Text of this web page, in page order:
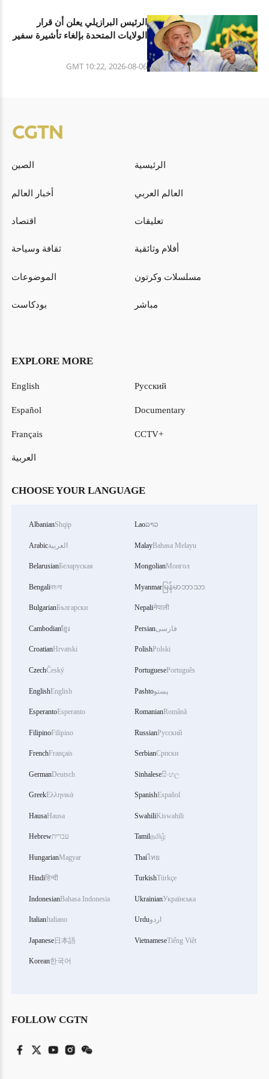
الرئيس البرازيلي يعلن أن قرار
الولايات المتحدة بإلغاء تأشيرة سفير
GMT 10:22, 2026-08-06
الصين الرئيسية
أخبار العالم العالم العربي
اقتصاد تعليقات
ثقافة وسياحة أفلام وثائقية
الموضوعات مسلسلات وكرتون
بودكاست مباشر
EXPLORE MORE
English
Español
Français
العربية
Русский
Documentary
CCTV+
CHOOSE YOUR LANGUAGE
AlbanianShqip
Arabicالعربية
BelarusianБеларуская
Bengaliবাংলা
BulgarianБългарски
Cambodianខ្មែរ
CroatianHrvatski
CzechČeský
EnglishEnglish
EsperantoEsperanto
FilipinoFilipino
FrenchFrançais
GermanDeutsch
GreekΕλληνικά
HausaHausa
Hebrewעברית
HungarianMagyar
Hindiहिन्दी
IndonesianBahasa Indonesia
ItalianItaliano
Japanese日本語
Korean한국어
Laoລາວ
MalayBahasa Melayu
MongolianМонгол
Myanmar မြန်မာဘာသာ
Nepaliनेपाली
Persianفارسی
PolishPolski
PortuguesePortuguês
Pashtoپښتو
RomanianRomână
RussianРусский
SerbianСрпски
Sinhaleseසිංහල
SpanishEspañol
SwahiliKiswahili
Tamilதமிழ்
Thaiไทย
TurkishTürkçe
UkrainianУкраїнська
Urduاردو
VietnameseTiếng Việt
FOLLOW CGTN